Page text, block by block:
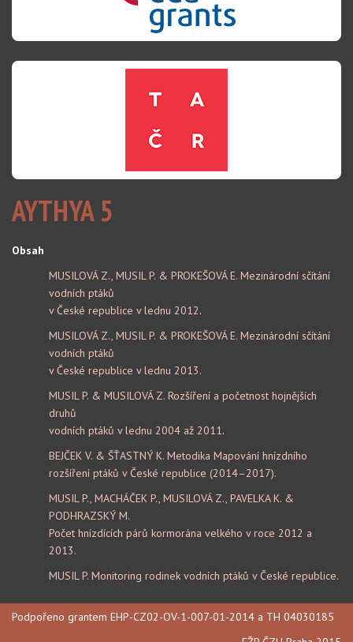
AYTHYA 5
Obsah
MUSILOVÁ Z., MUSIL P. & PROKEŠOVÁ E. Mezinárodní sčítání
vodních ptáků
v České republice v lednu 2012.
MUSILOVÁ Z., MUSIL P. & PROKEŠOVÁ E. Mezinárodní sčítání
vodních ptáků
v České republice v lednu 2013.
MUSIL P. & MUSILOVÁ Z. Rozšíření a početnost hojnějších
druhů
vodních ptáků v lednu 2004 až 2011.
BEJČEK V. & ŠŤASTNÝ K. Metodika Mapování hnízdního
rozšíření ptáků v České republice (2014–2017).
MUSIL P., MACHÁČEK P., MUSILOVÁ Z., PAVELKA K. &
PODHRAZSKÝ M.
Počet hnízdících párů kormorána velkého v roce 2012 a
2013.
MUSIL P. Monitoring rodinek vodních ptáků v České republice.
Podpořeno grantem EHP-CZ02-OV-1-007-01-2014 a TH 04030185